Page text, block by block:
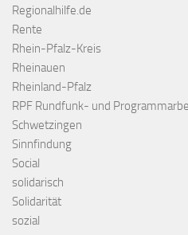
Regionalhilfe.de
Rente
Rhein-Pfalz-Kreis
Rheinauen
Rheinland-Pfalz
RPF Rundfunk- und
Schwetzingen
Sinnfindung
Social
solidarisch
Solidarität
sozial